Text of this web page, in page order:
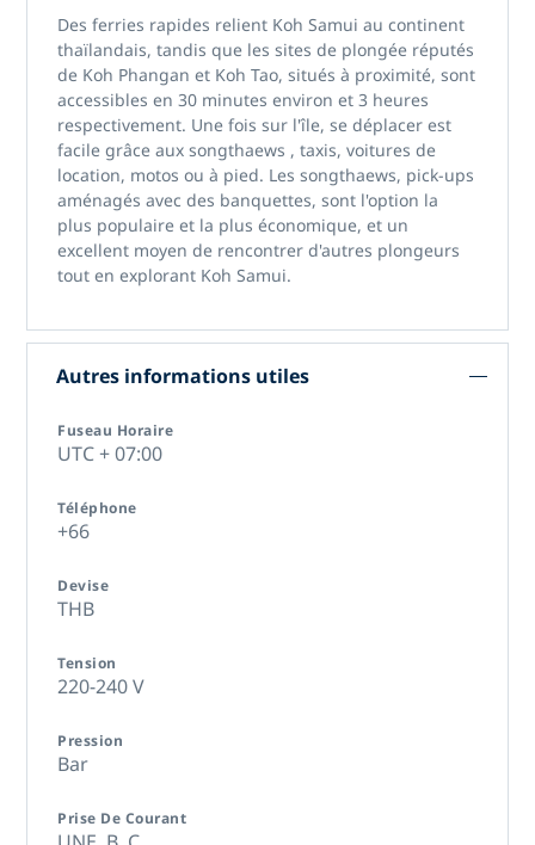
Des ferries rapides relient Koh Samui au continent
thaïlandais, tandis que les sites de plongée réputés
de Koh Phangan et Koh Tao, situés à proximité, sont
accessibles en 30 minutes environ et 3 heures
respectivement. Une fois sur l'île, se déplacer est
facile grâceaux songthaews , taxis, voitures de
location, motos ou à pied. Les songthaews, pick-ups
aménagés avec des banquettes, sont l'option la
plus populaire et la plus économique, et un
excellent moyen de rencontrer d'autres plongeurs
tout en explorant Koh Samui.
Autres informations utiles
Fuseau Horaire
UTC + 07:00
Téléphone
+66
Devise
THB
Tension
220-240 V
Pression
Bar
Prise De Courant